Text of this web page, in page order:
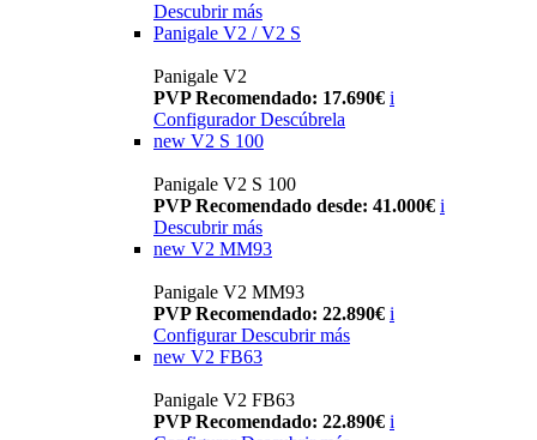
Descubrir más
Panigale V2 / V2 S
Panigale V2
PVP Recomendado: 17.690€ i
Configurador Descúbrela
new V2 S 100
Panigale V2 S 100
PVP Recomendado desde: 41.000€ i
Descubrir más
new V2 MM93
Panigale V2 MM93
PVP Recomendado: 22.890€ i
Configurar Descubrir más
new V2 FB63
Panigale V2 FB63
PVP Recomendado: 22.890€ i